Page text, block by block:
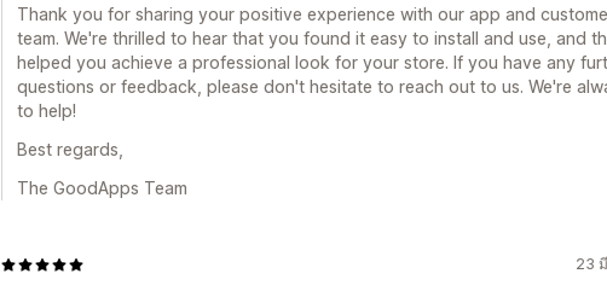
Thank you for sharing your positive experience with our app and
team. We're thrilled to hear that you found it easy to install and use, and
helped you achieve a professional look for your store. If you have any
questions or feedback, please don't hesitate to reach out to us. We're
to help!
Best regards,
The GoodApps Team
23